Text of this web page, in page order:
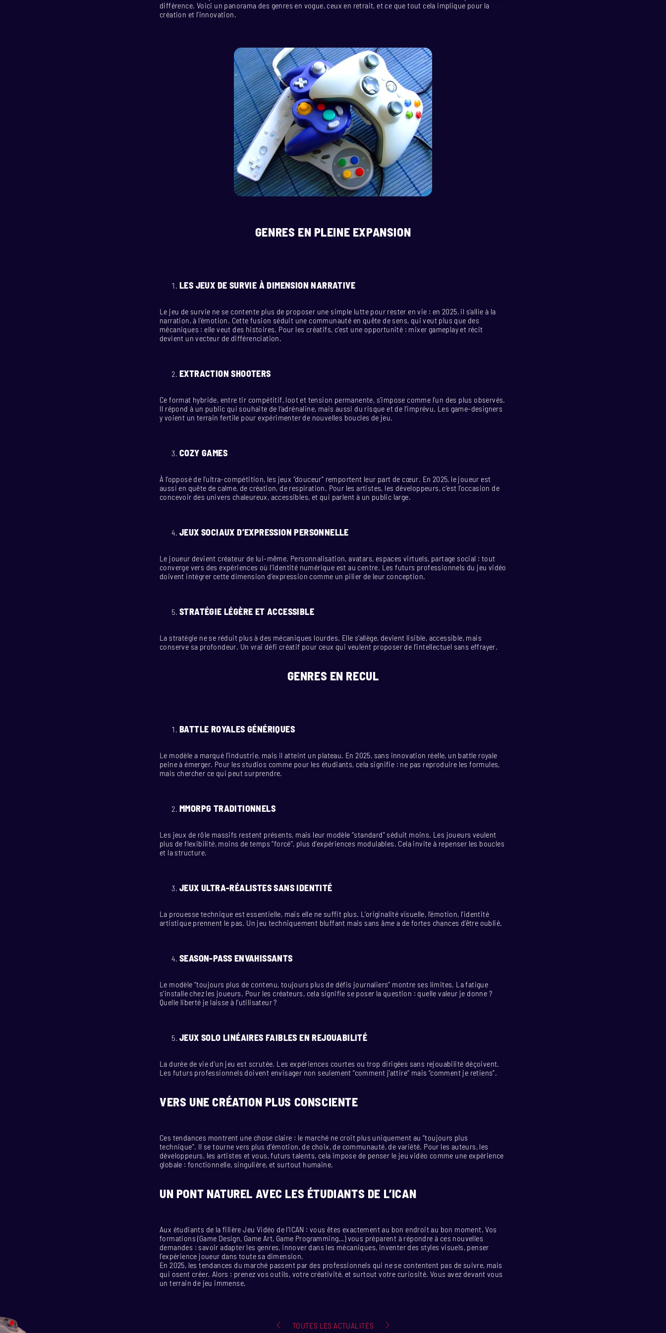
différence. Voici un panorama des genres en vogue, ceux en retrait, et ce que tout cela implique pour la
création et l’innovation.
GENRES EN PLEINE EXPANSION
LES JEUX DE SURVIE À DIMENSION NARRATIVE
Le jeu de survie ne se contente plus de proposer une simple lutte pour rester en vie : en 2025, il s’allie à la
narration, à l’émotion. Cette fusion séduit une communauté en quête de sens, qui veut plus que des
mécaniques : elle veut des histoires. Pour les créatifs, c’est une opportunité : mixer gameplay et récit
devient un vecteur de différenciation.
EXTRACTION SHOOTERS
Ce format hybride, entre tir compétitif, loot et tension permanente, s’impose comme l’un des plus observés.
Il répond à un public qui souhaite de l’adrénaline, mais aussi du risque et de l’imprévu. Les game-designers
y voient un terrain fertile pour expérimenter de nouvelles boucles de jeu.
COZY GAMES
À l’opposé de l’ultra-compétition, les jeux “douceur” remportent leur part de cœur. En 2025, le joueur est
aussi en quête de calme, de création, de respiration. Pour les artistes, les développeurs, c’est l’occasion de
concevoir des univers chaleureux, accessibles, et qui parlent à un public large.
JEUX SOCIAUX D’EXPRESSION PERSONNELLE
Le joueur devient créateur de lui-même. Personnalisation, avatars, espaces virtuels, partage social : tout
converge vers des expériences où l’identité numérique est au centre. Les futurs professionnels du jeu vidéo
doivent intégrer cette dimension d’expression comme un pilier de leur conception.
STRATÉGIE LÉGÈRE ET ACCESSIBLE
La stratégie ne se réduit plus à des mécaniques lourdes. Elle s’allège, devient lisible, accessible, mais
conserve sa profondeur. Un vrai défi créatif pour ceux qui veulent proposer de l’intellectuel sans effrayer.
GENRES EN RECUL
BATTLE ROYALES GÉNÉRIQUES
Le modèle a marqué l’industrie, mais il atteint un plateau. En 2025, sans innovation réelle, un battle royale
peine à émerger. Pour les studios comme pour les étudiants, cela signifie : ne pas reproduire les formules,
mais chercher ce qui peut surprendre.
MMORPG TRADITIONNELS
Les jeux de rôle massifs restent présents, mais leur modèle “standard” séduit moins. Les joueurs veulent
plus de flexibilité, moins de temps “forcé”, plus d’expériences modulables. Cela invite à repenser les boucles
et la structure.
JEUX ULTRA-RÉALISTES SANS IDENTITÉ
La prouesse technique est essentielle, mais elle ne suffit plus. L’originalité visuelle, l’émotion, l’identité
artistique prennent le pas. Un jeu techniquement bluffant mais sans âme a de fortes chances d’être oublié.
SEASON-PASS ENVAHISSANTS
Le modèle “toujours plus de contenu, toujours plus de défis journaliers” montre ses limites. La fatigue
s’installe chez les joueurs. Pour les créateurs, cela signifie se poser la question : quelle valeur je donne ?
Quelle liberté je laisse à l’utilisateur ?
JEUX SOLO LINÉAIRES FAIBLES EN REJOUABILITÉ
La durée de vie d’un jeu est scrutée. Les expériences courtes ou trop dirigées sans rejouabilité déçoivent.
Les futurs professionnels doivent envisager non seulement “comment j’attire” mais “comment je retiens”.
VERS UNE CRÉATION PLUS CONSCIENTE
Ces tendances montrent une chose claire : le marché ne croit plus uniquement au “toujours plus
technique”. Il se tourne vers plus d’émotion, de choix, de communauté, de variété. Pour les auteurs, les
développeurs, les artistes et vous, futurs talents, cela impose de penser le jeu vidéo comme une expérience
globale : fonctionnelle, singulière, et surtout humaine.
UN PONT NATUREL AVEC LES ÉTUDIANTS DE L’ICAN
Aux étudiants de la filière Jeu Vidéo de l’ICAN : vous êtes exactement au bon endroit au bon moment. Vos
formations (Game Design, Game Art, Game Programming…) vous préparent à répondre à ces nouvelles
demandes : savoir adapter les genres, innover dans les mécaniques, inventer des styles visuels, penser
l’expérience joueur dans toute sa dimension.
En 2025, les tendances du marché passent par des professionnels qui ne se contentent pas de suivre, mais
qui osent créer. Alors : prenez vos outils, votre créativité, et surtout votre curiosité. Vous avez devant vous
un terrain de jeu immense.
TOUTES LES ACTUALITÉS